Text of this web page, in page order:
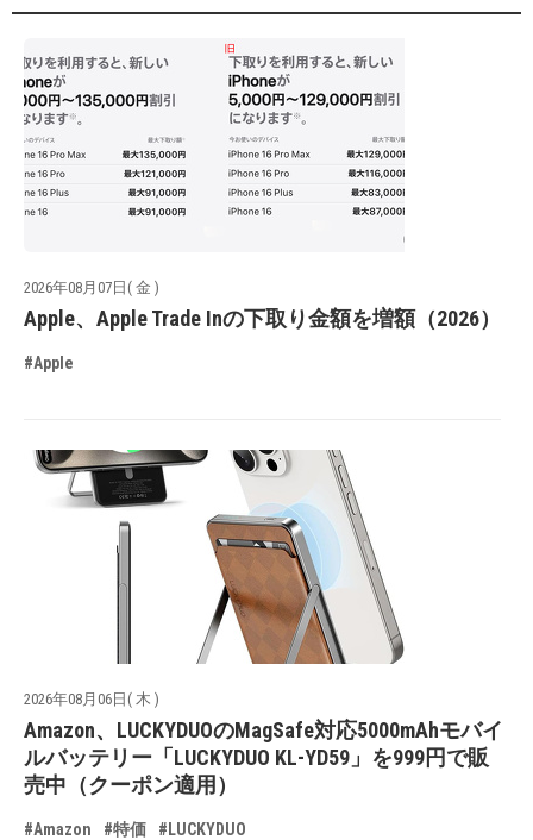
2026年08月07日( 金 )
Apple、Apple Trade Inの下取り金額を増額（2026）
#Apple
2026年08月06日( 木 )
Amazon、LUCKYDUOのMagSafe対応5000mAhモバイ
ルバッテリー「LUCKYDUO KL-YD59」を999円で販
売中（クーポン適用）
#Amazon #特価 #LUCKYDUO